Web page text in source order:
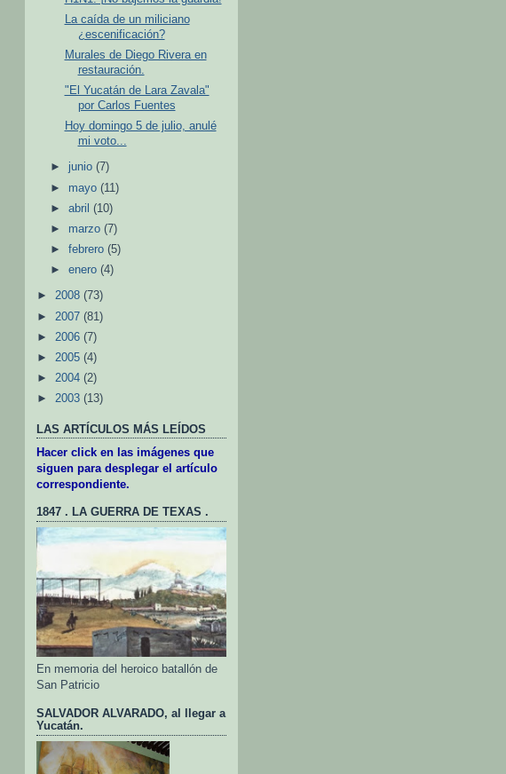
La caída de un miliciano
¿escenificación?
Murales de Diego Rivera en
restauración.
"El Yucatán de Lara Zavala"
por Carlos Fuentes
Hoy domingo 5 de julio, anulé
mi voto...
► junio(7)
► mayo(11)
►abril(10)
► marzo(7)
►febrero(5)
►enero(4)
► 2008 (73)
► 2007 (81)
► 2006 (7)
► 2005 (4)
► 2004 (2)
► 2003 (13)
LAS ARTÍCULOS MÁS LEÍDOS
Hacer click en las imágenes que
siguen para desplegar el artículo
correspondiente.
1847 . LA GUERRA DE TEXAS .
En memoria del heroico batallón de
San Patricio
SALVADOR ALVARADO, al llegar a
Yucatán.